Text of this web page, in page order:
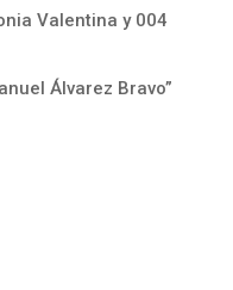
Valentina y 004
Álvarez Bravo”